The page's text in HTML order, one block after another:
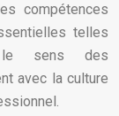
compétences
telles
le sens des
avec la culture